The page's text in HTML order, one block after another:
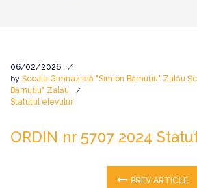
06/02/2026
by Școala Gimnazială "Simion Bărnuțiu" Zalău
Bărnuțiu" Zalău
Statutul elevului
ORDIN nr 5707 2024
PREV ARTICLE